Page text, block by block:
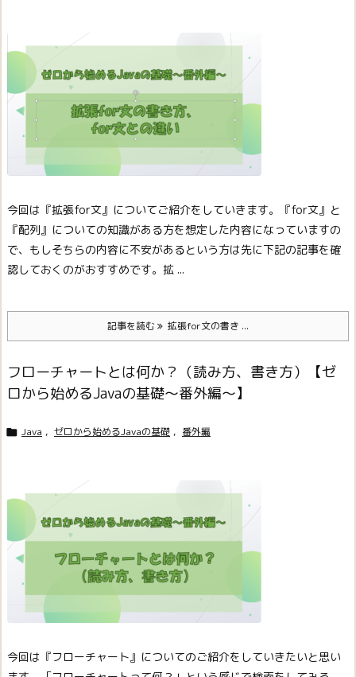
今回は『拡張for文』についてご紹介をしていきます。
『for文』と
『配列』についての知識がある方を想定した内容になっていますの
で、もしそちらの内容に不安があるという方は先に下記の記事を確
認しておくのがおすすめです。 拡 ...
記事を読む 拡張for文の書き ...
フローチャートとは何か？（読み方、書き方）【ゼ
ロから始めるJavaの基礎～番外編～】
 Java , ゼロから始めるJavaの基礎 , 番外編
今回は『フローチャート』についてのご紹介をしていきたいと思い